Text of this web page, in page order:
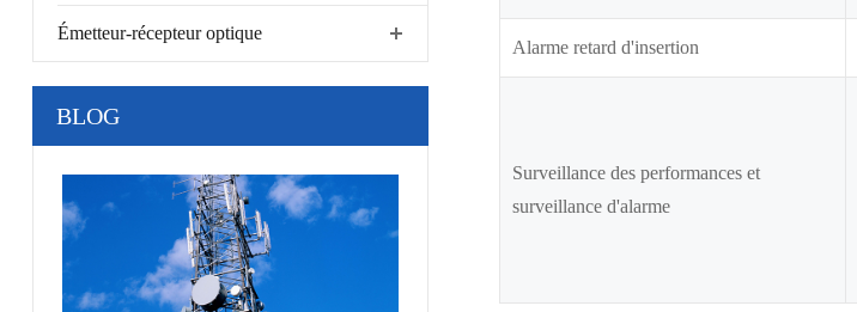
Émetteur-récepteur optique
BLOG
Alarme retard d'insertion
Surveillance des performances et
surveillance d'alarme